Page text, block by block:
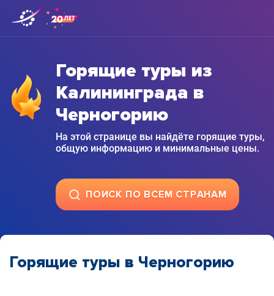
Горящие туры из
Калининграда в
Черногорию
На этой странице вы найдёте горящие туры,
общую информацию и минимальные цены.
ПОИСК ПО ВСЕМ СТРАНАМ
Горящие туры в Черногорию